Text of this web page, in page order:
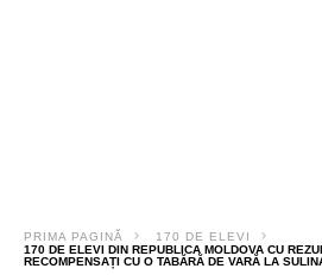
PRIMA PAGINĂ
170 DE ELEVI
170 DE ELEVI DIN REPUBLICA MOLDOVA CU
RECOMPENSAȚI CU O TABĂRĂ DE VARĂ LA